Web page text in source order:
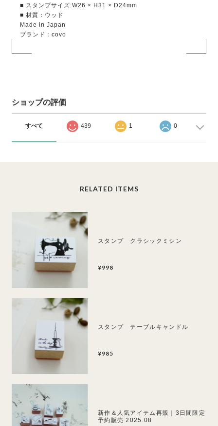
■ スタンプサイズ:W26 × H31 × D24mm
■ 材質：ウッド
Made in Japan
ブランド：covo
ショップの評価
すべて 439 1 0
RELATED ITEMS
スタンプ クラシックミシン
¥998
スタンプ テーブルキャンドル
¥985
新作＆人気アイテム再販｜3日間限定
予約販売 2025.08